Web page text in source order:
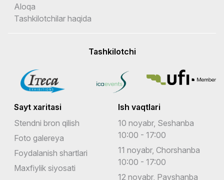
Aloqa
Tashkilotchilar haqida
Tashkilotchi
Sayt xaritasi
Stendni bron qilish
Foto galereya
Foydalanish shartlari
Maxfiylik siyosati
Ish vaqtlari
10 noyabr, Seshanba
10:00 - 17:00
11 noyabr, Chorshanba
10:00 - 17:00
12 noyabr, Payshanba